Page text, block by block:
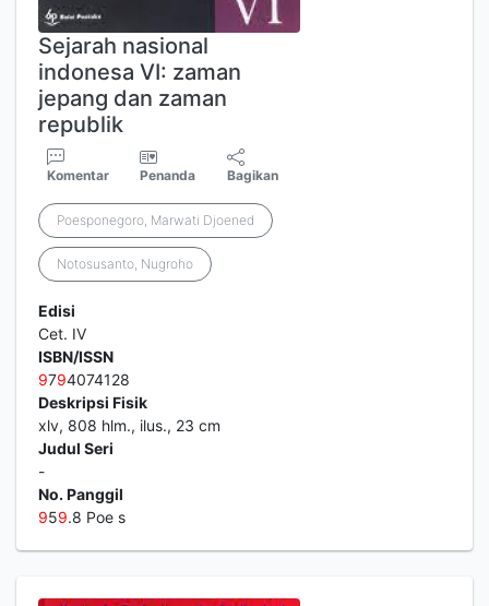
Sejarah nasional
indonesa VI: zaman
jepang dan zaman
republik
Komentar Penanda Bagikan
Poesponegoro, Marwati Djoened
Notosusanto, Nugroho
Edisi
Cet. IV
ISBN/ISSN
9794074128
Deskripsi Fisik
xlv, 808 hlm., ilus., 23 cm
Judul Seri
-
No. Panggil
959.8 Poe s